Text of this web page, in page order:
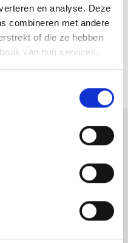
en analyse. Deze
combineren met andere
of die ze hebben
van hun services.